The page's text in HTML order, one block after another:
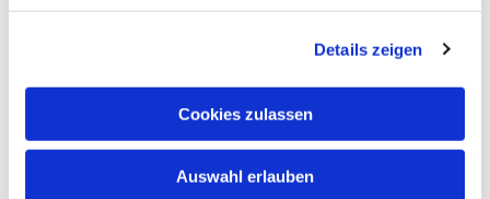
Details zeigen
Cookies zulassen
Auswahl erlauben
EVANGELISCHE
GESAMTKIRCHENGEMEINDE DER